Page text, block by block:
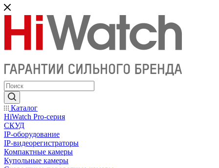
Каталог
HiWatch Pro-серия
CКУД
IP-оборудование
IP-видеорегистраторы
Компактные камеры
Купольные камеры